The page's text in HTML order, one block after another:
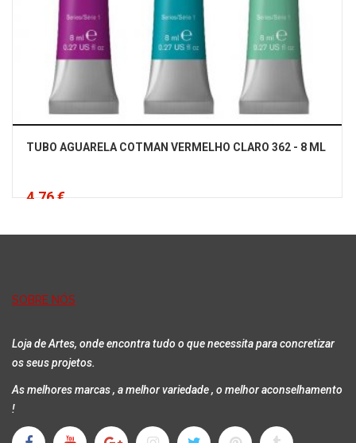
TUBO AGUARELA COTMAN VERMELHO CLARO 362 - 8 ML
4,76 €
SOBRE NÓS
Loja de Artes, onde encontra tudo o que necessita para concretizar
os seus projetos.
As melhores marcas , a melhor variedade , o melhor aconselhamento
!